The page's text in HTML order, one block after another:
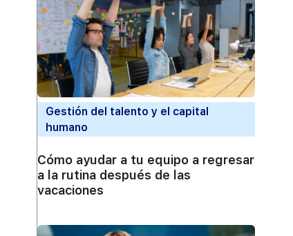
Gestión del talento y el capital
humano
Cómo ayudar a tu equipo a regresar
a la rutina después de las
vacaciones